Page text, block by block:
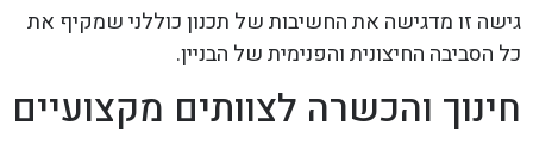
גישה זו מדגישה את החשיבות של תכנון כוללני שמקיף את
כל הסביבה החיצונית והפנימית של הבניין.
חינוך והכשרה לצוותים מקצועיים